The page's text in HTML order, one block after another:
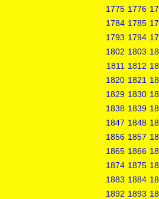
1775 1776
1784 1785
1793 1794
1802 1803
1811 1812
1820 1821
1829 1830
1838 1839
1847 1848
1856 1857
1865 1866
1874 1875
1883 1884
1892 1893